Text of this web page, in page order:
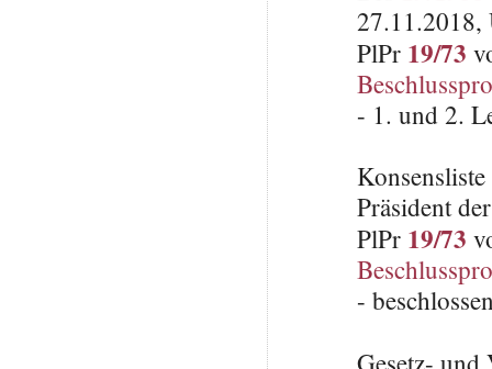
27.11.2018,
PlPr 19/73
- 1. und 2.
Präsident
PlPr 19/73
-